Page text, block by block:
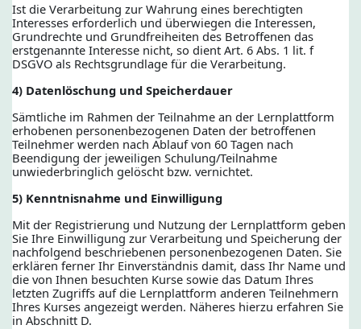
Ist die Verarbeitung zur Wahrung eines berechtigten
Interesses erforderlich und überwiegen die Interessen,
Grundrechte und Grundfreiheiten des Betroffenen das
erstgenannte Interesse nicht, so dient Art. 6 Abs. 1 lit. f
DSGVO als Rechtsgrundlage für die Verarbeitung.
4) Datenlöschung und Speicherdauer
Sämtliche im Rahmen der Teilnahme an der Lernplattform
erhobenen personenbezogenen Daten der betroffenen
Teilnehmer werden nach Ablauf von 60 Tagen nach
Beendigung der jeweiligen Schulung/Teilnahme
unwiederbringlich gelöscht bzw. vernichtet.
5) Kenntnisnahme und Einwilligung
Mit der Registrierung und Nutzung der Lernplattform geben
Sie Ihre Einwilligung zur Verarbeitung und Speicherung der
nachfolgend beschriebenen personenbezogenen Daten. Sie
erklären ferner Ihr Einverständnis damit, dass Ihr Name und
die von Ihnen besuchten Kurse sowie das Datum Ihres
letzten Zugriffs auf die Lernplattform anderen Teilnehmern
Ihres Kurses angezeigt werden. Näheres hierzu erfahren Sie
in Abschnitt D.